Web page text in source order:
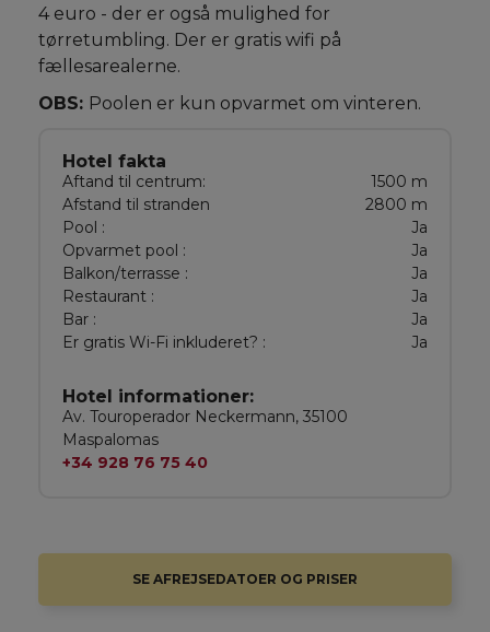
4 euro - der er også mulighed for
tørretumbling. Der er gratis wifi på
fællesarealerne.
OBS: Poolen er kun opvarmet om vinteren.
Hotel fakta
Aftand til centrum:
1500 m
Afstand til stranden
2800 m
Pool :
Ja
Opvarmet pool :
Ja
Balkon/terrasse :
Ja
Restaurant :
Ja
Bar :
Ja
Er gratis Wi-Fi inkluderet? :
Ja
Hotel informationer:
Av. Touroperador Neckermann, 35100
Maspalomas
+34 928 76 75 40
SE AFREJSEDATOER OG PRISER